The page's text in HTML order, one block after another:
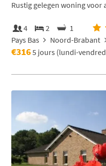
Rustig gelegen woning voor
4 2
1
Pays Bas
Noord-Brabant
€3165 jours (lundi-